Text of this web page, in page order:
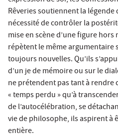
Rêveries soutiennent la légende
nécessité de contrôler la
mise en scène d’une figure
répètent le même
toujours nouvelles. Qu’ils
d’un je de mémoire ou sur le
ne prétendent pas tant à rendre
« temps perdu » qu’à
de l’autocélébration, se
vie de philosophe, ils aspirent à
entière.